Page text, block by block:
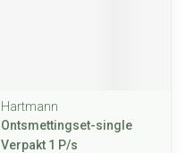
Hartmann
Ontsmettingset-single
Verpakt 1 P/s